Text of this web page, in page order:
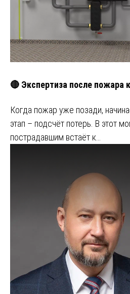
🔴 Экспертиза после пожара
Когда пожар уже позади,
этап – подсчёт потерь. В этот
пострадавшим встаёт к…